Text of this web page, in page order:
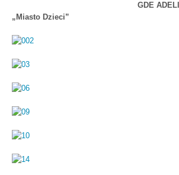
GDE ADELINA –
„Miasto Dzieci”